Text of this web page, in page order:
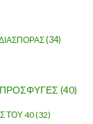
(34)
ΠΡΟΣΦΥΓΕΣ (40)
ΤΟΥ 40(32)